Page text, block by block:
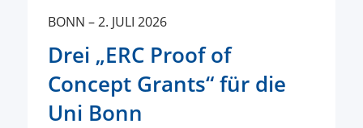
BONN –2. JULI 2026
Drei „ERC Proof of
Concept Grants“ für die
Uni Bonn